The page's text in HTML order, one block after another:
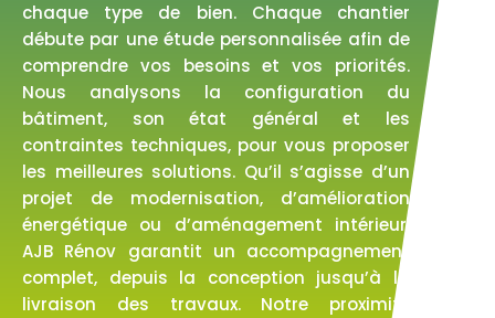
chaque type de bien. Chaque chantier
débute par une étude personnalisée afin de
comprendre vos besoins et vos priorités.
Nous analysons la configuration du
bâtiment, son état général et les
contraintes techniques, pour vous proposer
les meilleures solutions. Qu’il s’agisse d’un
projet de modernisation, d’amélioration
énergétique ou d’aménagement intérieur,
AJB Rénov garantit un accompagnement
complet, depuis la conception jusqu’à la
livraison des travaux. Notre proximité